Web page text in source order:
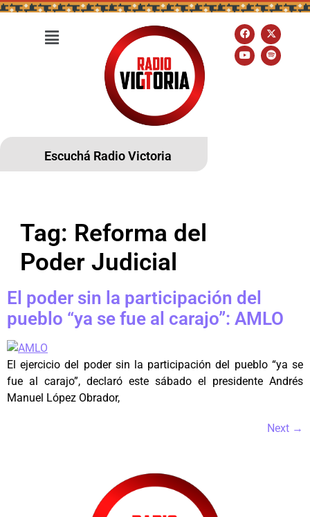
Escuchá Radio Victoria
Tag: Reforma del
Poder Judicial
El poder sin la participación del
pueblo “ya se fue al carajo”: AMLO
El ejercicio del poder sin la participación del pueblo “ya se
fue al carajo”, declaró este sábado el presidente Andrés
Manuel López Obrador,
Next →